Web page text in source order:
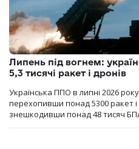
Липень під вогнем:
5,3 тисячі ракет і дронів
Українська ППО в липні 2026
перехопивши понад 5300 ракет
знешкодивши понад 48 тисяч